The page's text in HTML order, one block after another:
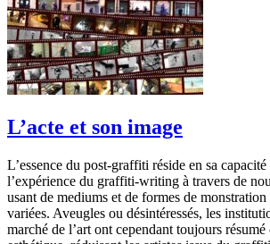
L’acte et son image
L’essence du post-graffiti réside en sa
l’expérience du graffiti-writing à travers de
usant de mediums et de formes de monstration
variées. Aveugles ou désintéressés, les
marché de l’art ont cependant toujours